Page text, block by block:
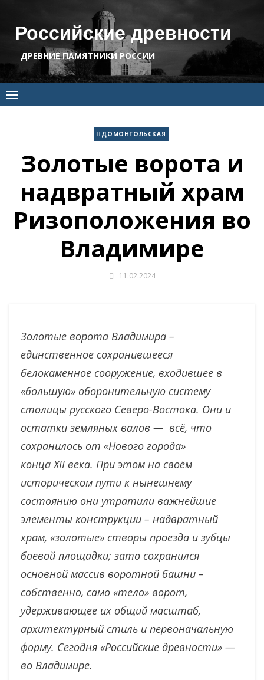
contentРоссийские древности
ДРЕВНИЕ ПАМЯТНИКИ РОССИИ
ДОМОНГОЛЬСКАЯ
Золотые ворота и
надвратный храм
Ризоположения во
Владимире
11.02.2024
Золотые ворота Владимира –
единственное сохранившееся
белокаменное сооружение, входившее в
«большую» оборонительную систему
столицы русского Северо-Востока. Они и
остатки земляных валов — всё, что
сохранилось от «Нового города»
конца XII века. При этом на своём
историческом пути к нынешнему
состоянию они утратили важнейшие
элементы конструкции – надвратный
храм, «золотые» створы проезда и зубцы
боевой площадки; зато сохранился
основной массив воротной башни –
собственно, само «тело» ворот,
удерживающее их общий масштаб,
архитектурный стиль и первоначальную
форму. Сегодня «Российские древности» —
во Владимире.